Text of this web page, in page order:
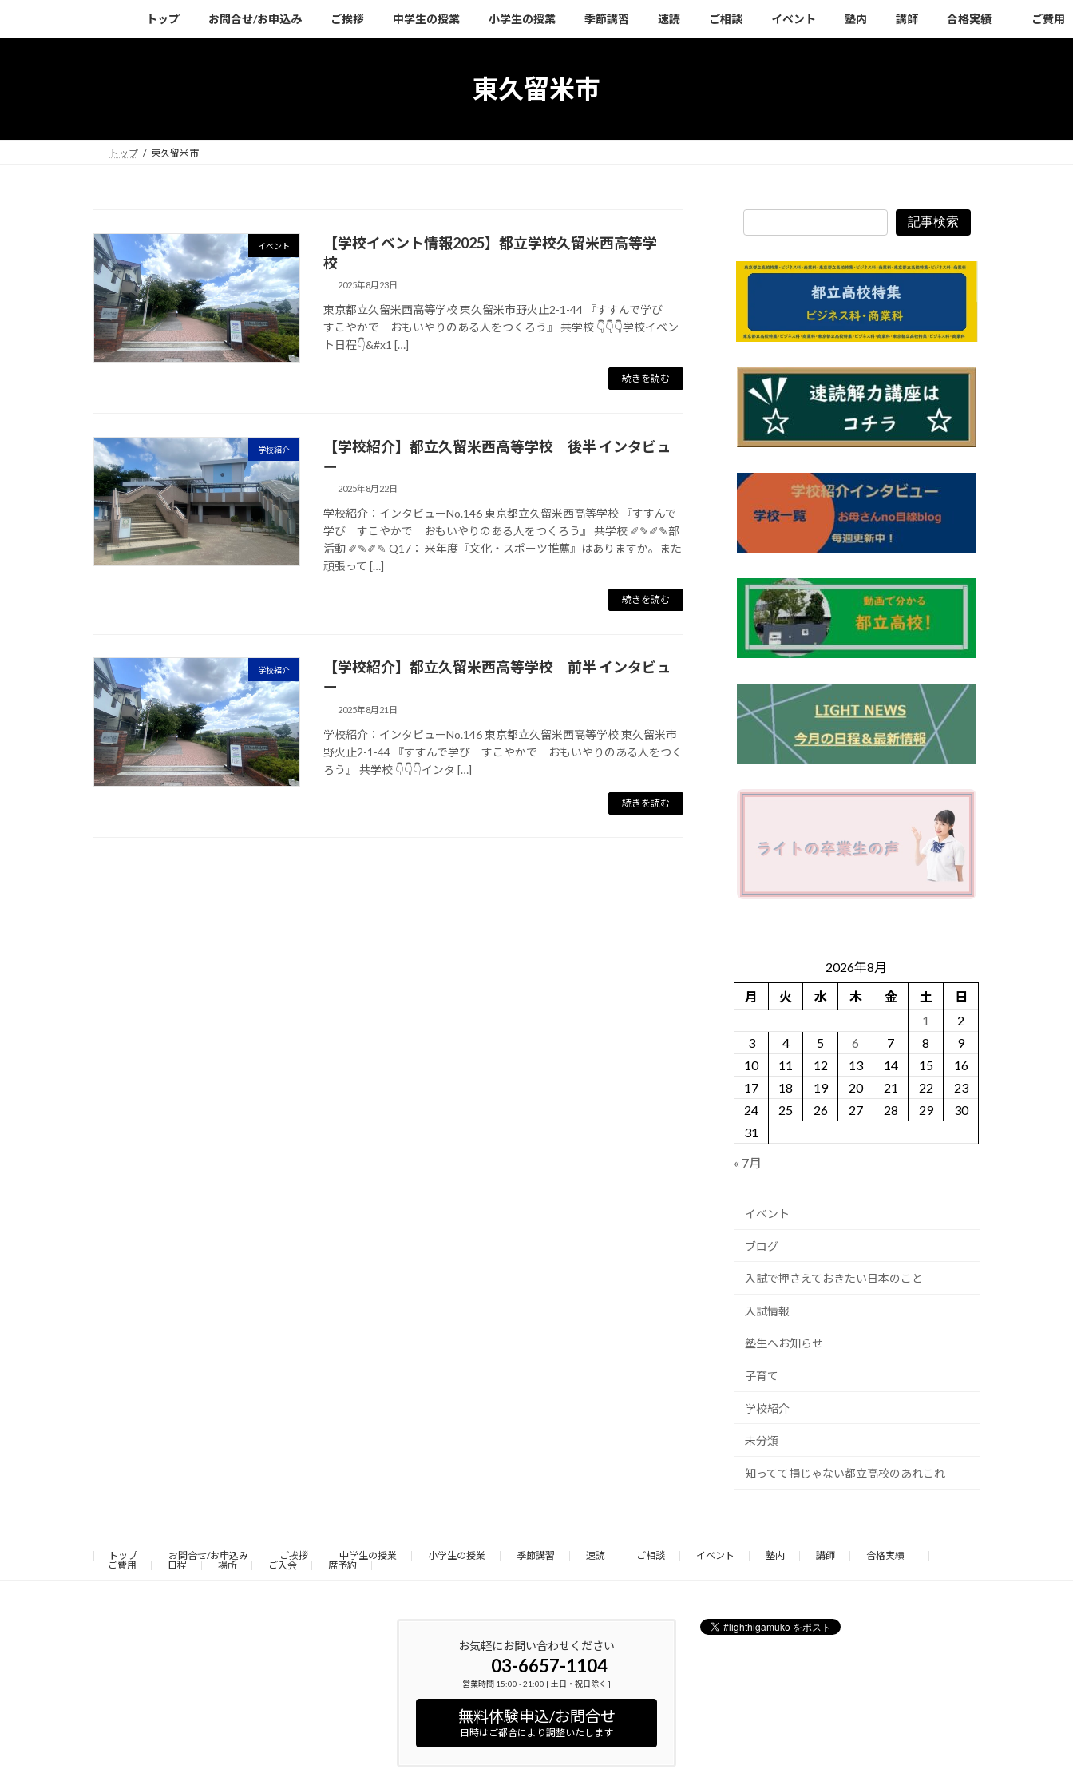
キ
に
トップ お問合せ/お申込み ご挨拶 中学生の授業 小学生の授業 季節講習 速読 ご相談 イベント 塾内 講師 合格実績 ご費用
東久留米市
トップ 東久留米市
イベント
【学校イベント情報2025】都立学校久留米西高等学
校
2025年8月23日
東京都立久留米西高等学校 東久留米市野火止2-1-44 『すすんで学び
すこやかで おもいやりのある人をつくろう』 共学校 👇👇👇学校イベン
ト日程👇&#x1 […]
続きを読む
学校紹介
【学校紹介】都立久留米西高等学校 後半 インタビュ
ー
2025年8月22日
学校紹介：インタビューNo.146 東京都立久留米西高等学校 『すすんで
学び すこやかで おもいやりのある人をつくろう』 共学校 ✐✎✐✎部
活動 ✐✎✐✎ Q17： 来年度『文化・スポーツ推薦』はありますか。また
頑張って […]
続きを読む
学校紹介
【学校紹介】都立久留米西高等学校 前半 インタビュ
ー
2025年8月21日
学校紹介：インタビューNo.146 東京都立久留米西高等学校 東久留米市
野火止2-1-44 『すすんで学び すこやかで おもいやりのある人をつく
ろう』 共学校 👇👇👇インタ […]
続きを読む
記事検索
2026年8月
月
火 水 木 金 土
日
1
2
3
4 5 6 7 8
9
10
11 12 13 14 15
16
17
18 19 20 21 22
23
24
25 26 27 28 29
30
31
« 7月
イベント
ブログ
入試で押さえておきたい日本のこと
入試情報
塾生へお知らせ
子育て
学校紹介
未分類
知ってて損じゃない都立高校のあれこれ
トップ お問合せ/お申込み ご挨拶 中学生の授業 小学生の授業 季節講習 速読 ご相談 イベント 塾内 講師
合格実績
ご費用
日程 場所 ご入会 席予約
お気軽にお問い合わせください
03-6657-1104
営業時間 15:00 - 21:00 [ 土日・祝日除く ]
無料体験申込/お問合せ
日時はご都合により調整いたします